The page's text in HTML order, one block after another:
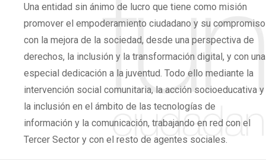
Una entidad sin ánimo de lucro que tiene como misión
promover el empoderamiento ciudadano y su compromiso
con la mejora de la sociedad, desde una perspectiva de
derechos, la inclusión y la transformación digital, y con una
especial dedicación a la juventud. Todo ello mediante la
intervención social comunitaria, la acción socioeducativa y
la inclusión en el ámbito de las tecnologías de
información y la comunicación, trabajando en red con el
Tercer Sector y con el resto de agentes sociales.